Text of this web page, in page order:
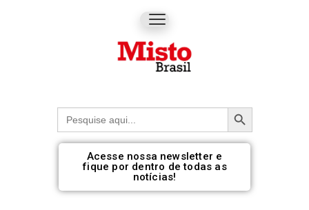
Procurar: Botão de pesquisa
Acesse nossa newsletter e
fique por dentro de todas as
notícias!